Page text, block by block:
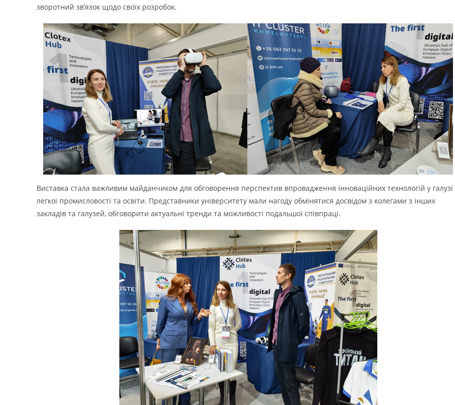
зворотний зв’язок щодо своїх розробок.
Виставка стала важливим майданчиком для обговорення перспектив впровадження інноваційних технологій у галузі
легкої промисловості та освіти. Представники університету мали нагоду обмінятися досвідом з колегами з інших
закладів та галузей, обговорити актуальні тренди та можливості подальшої співпраці.